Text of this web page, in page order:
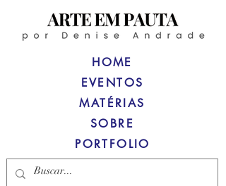
HOME
MATÉRIAS
SOBRE
PORTFOLIO
EVENTOS